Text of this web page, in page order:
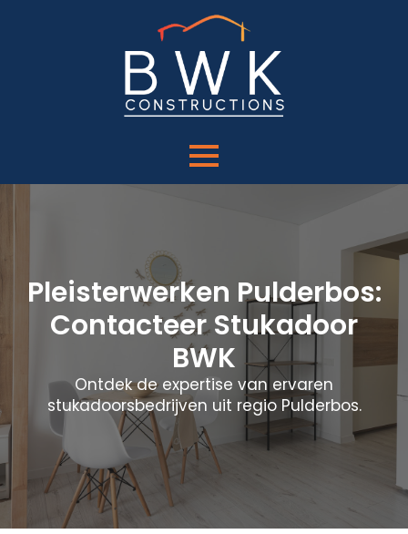
Pleisterwerken Pulderbos:
Contacteer Stukadoor
BWK
Ontdek de expertise van ervaren
stukadoorsbedrijven uit regio Pulderbos.